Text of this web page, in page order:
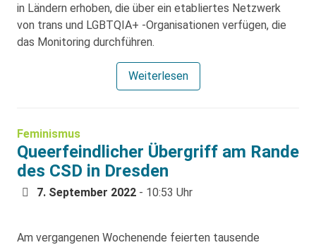
in Ländern erhoben, die über ein etabliertes Netzwerk
von trans und LGBTQIA+ -Organisationen verfügen, die
das Monitoring durchführen.
Weiterlesen
Feminismus
Queerfeindlicher Übergriff am Rande
des CSD in Dresden
7. September 2022 - 10:53 Uhr
Am vergangenen Wochenende feierten tausende